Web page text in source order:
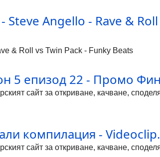
Angello - Rave &
& Roll vs Twin Pack - Funky Beats
5 епизод 22 - Промо
сайт за откриване, качване,
компилация -
сайт за откриване, качване,